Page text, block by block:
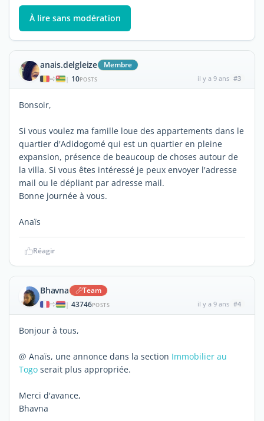
À lire sans modération
anais.delgleize Membre
| 10POSTS il y a 9 ans #3
Bonsoir,
Si vous voulez ma famille loue des appartements dans le
quartier d'Adidogomé qui est un quartier en pleine
expansion, présence de beaucoup de choses autour de
la villa. Si vous êtes intéressé je peux envoyer l'adresse
mail ou le dépliant par adresse mail.
Bonne journée à vous.
Anaïs
Réagir
Bhavna Team
| 43746POSTS il y a 9 ans #4
Bonjour à tous,
@ Anaïs, une annonce dans la section Immobilier au
Togo serait plus appropriée.
Merci d'avance,
Bhavna